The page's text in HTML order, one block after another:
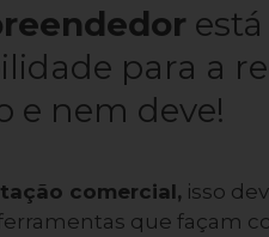
para a
e nem deve!
comercial,isso
que façam